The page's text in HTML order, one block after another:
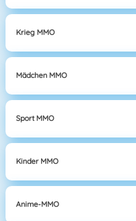
Krieg MMO
Mädchen MMO
Sport MMO
Kinder MMO
Anime-MMO